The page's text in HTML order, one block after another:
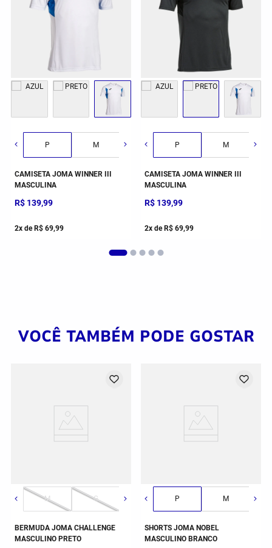
G GG 2GG/3G
P M G
CAMISETA JOMA WINNER III
MASCULINA
R$ 139,99
2x deR$ 69,99
P M
CAMISETA JOMA WINNER III
MASCULINA
R$ 139,99
2x deR$ 69,99
VOCÊ TAMBÉM PODE GOSTAR
G 3G/2GG
M G GG
BERMUDA JOMA CHALLENGE
MASCULINO PRETO
P M
SHORTS JOMA NOBEL
MASCULINO BRANCO